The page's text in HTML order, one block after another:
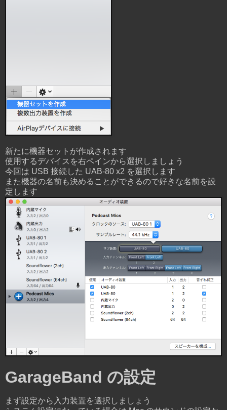
新たに機器セットが作成されます
使用するデバイスを右ペインから選択しましょう
今回は USB 接続した UAB-80 x2 を選択します
また機器の名前も決めることができるので好きな名前を設
定します
GarageBand の設定
まず設定から入力装置を選択しましょう